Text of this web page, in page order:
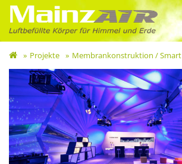
MainzAIR
-
Membrankonstruktion
/
Smart
Projekte Membrankonstruktion / Smart